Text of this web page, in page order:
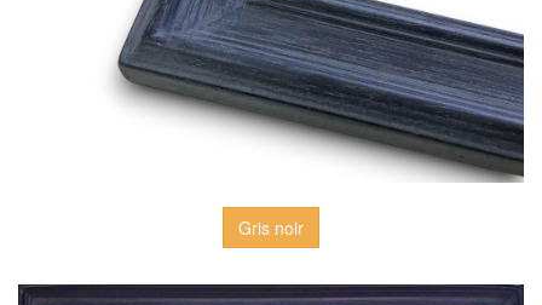
Gris noir